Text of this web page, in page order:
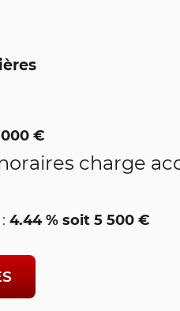
000 €
charge
4.44 % soit 5 500 €